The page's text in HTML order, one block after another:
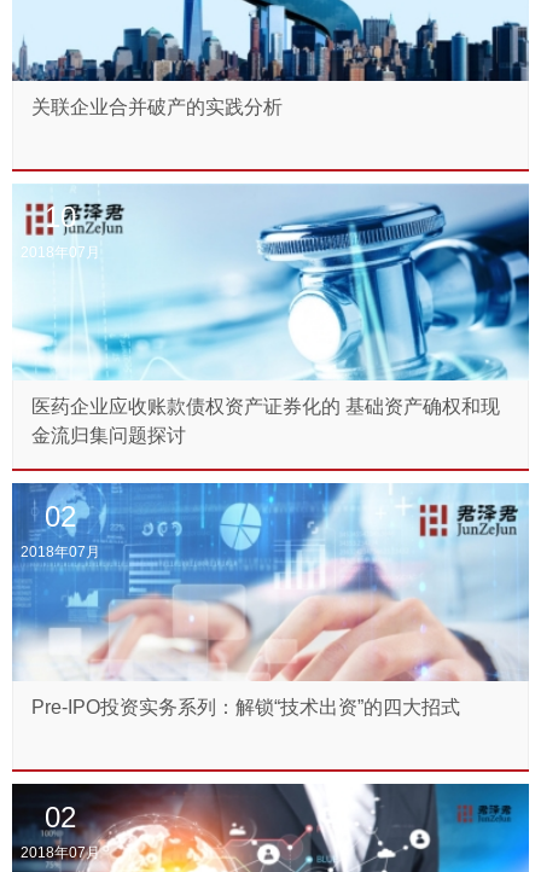
关联企业合并破产的实践分析
10
2018年07月
医药企业应收账款债权资产证券化的 基础资产确权和现
金流归集问题探讨
02
2018年07月
Pre-IPO投资实务系列：解锁“技术出资”的四大招式
02
2018年07月